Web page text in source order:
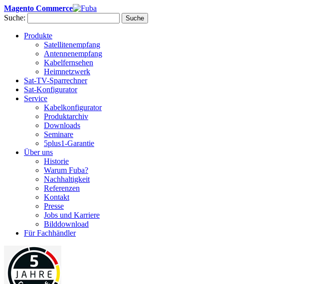
Magento Commerce
Suche:
Suche
Produkte
Satellitenempfang
Antennenempfang
Kabelfernsehen
Heimnetzwerk
Sat-TV-Sparrechner
Sat-Konfigurator
Service
Kabelkonfigurator
Produktarchiv
Downloads
Seminare
5plus1-Garantie
Über uns
Historie
Warum Fuba?
Nachhaltigkeit
Referenzen
Kontakt
Presse
Jobs und Karriere
Bilddownload
Für Fachhändler